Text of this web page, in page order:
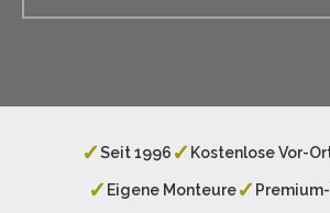
✓Seit 1996 ✓ Kostenlose Vor-
✓ Eigene Monteure✓